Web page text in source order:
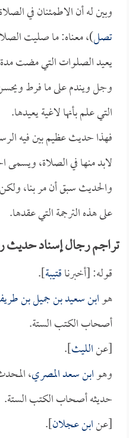
وبين له أن الاطمئنان في
تصل)، معناه: ما صليت
يعيد الصلوات التي مضت مدة
وجل ويندم على ما فرط
التي علم بأنها لاغية يعيدها.
فهذا حديث عظيم بين فيه
لابد منها في الصلاة،
والحديث سبق أن مر بنا، ولكن
على هذه الترجمة التي عقدها.
تراجم رجال إسناد حديث
قوله: [أخبرناقتيبة].
هوابن سعيد بن جميل بن
أصحاب الكتب الستة.
[عنالليث].
وهوابن سعد المصري،
حديثه أصحاب الكتب الستة.
[عنابن عجلان].